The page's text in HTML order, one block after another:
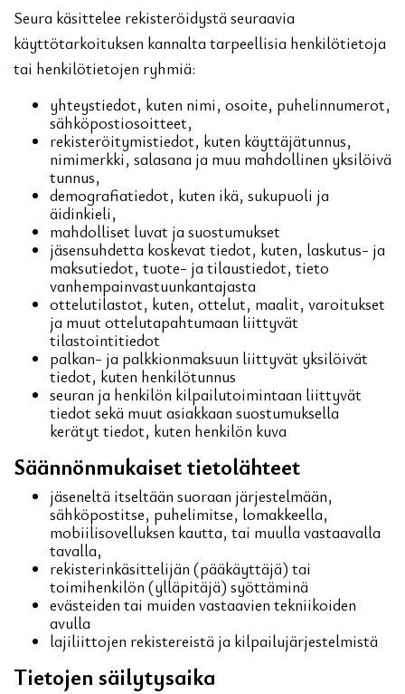
Seura käsittelee rekisteröidystä seuraavia
käyttötarkoituksen kannalta tarpeellisia henkilötietoja
tai henkilötietojen ryhmiä:
yhteystiedot, kuten nimi, osoite, puhelinnumerot,
sähköpostiosoitteet,
rekisteröitymistiedot, kuten käyttäjätunnus,
nimimerkki, salasana ja muu mahdollinen yksilöivä
tunnus,
demografiatiedot, kuten ikä, sukupuoli ja
äidinkieli,
mahdolliset luvat ja suostumukset
jäsensuhdetta koskevat tiedot, kuten, laskutus- ja
maksutiedot, tuote- ja tilaustiedot, tieto
vanhempainvastuunkantajasta
ottelutilastot, kuten, ottelut, maalit, varoitukset
ja muut ottelutapahtumaan liittyvät
tilastointitiedot
palkan- ja palkkionmaksuun liittyvät yksilöivät
tiedot, kuten henkilötunnus
seuran ja henkilön kilpailutoimintaan liittyvät
tiedot sekä muut asiakkaan suostumuksella
kerätyt tiedot, kuten henkilön kuva
Säännönmukaiset tietolähteet
jäseneltä itseltään suoraan järjestelmään,
sähköpostitse, puhelimitse, lomakkeella,
mobiilisovelluksen kautta, tai muulla vastaavalla
tavalla,
rekisterinkäsittelijän (pääkäyttäjä) tai
toimihenkilön (ylläpitäjä) syöttäminä
evästeiden tai muiden vastaavien tekniikoiden
avulla
lajiliittojen rekistereistä ja kilpailujärjestelmistä
Tietojen säilytysaika